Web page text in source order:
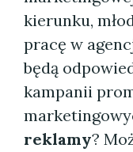
kierunku,
pracę w
będą
kampanii
reklamy?